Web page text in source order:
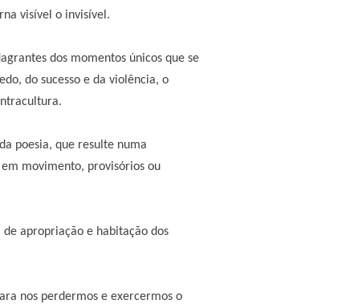
visível o invisível.
dos momentos únicos que se
do sucesso e da violência, o
poesia, que resulte numa
movimento, provisórios ou
apropriação e habitação dos
nos perdermos e exercermos o